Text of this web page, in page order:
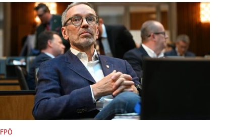
Untermenü
Untermenü
FPÖ